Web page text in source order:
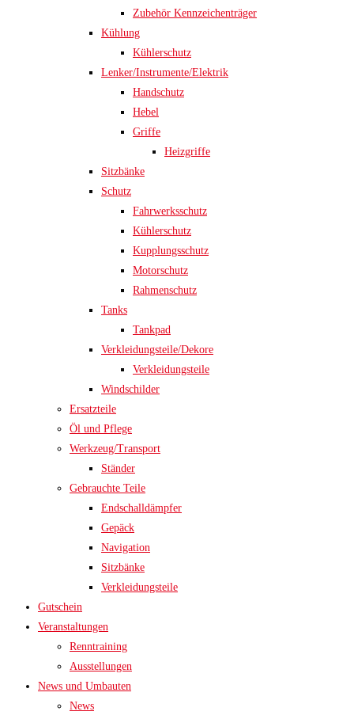
Zubehör Kennzeichenträger
Kühlung
Kühlerschutz
Lenker/Instrumente/Elektrik
Handschutz
Hebel
Griffe
Heizgriffe
Sitzbänke
Schutz
Fahrwerksschutz
Kühlerschutz
Kupplungsschutz
Motorschutz
Rahmenschutz
Tanks
Tankpad
Verkleidungsteile/Dekore
Verkleidungsteile
Windschilder
Ersatzteile
Öl und Pflege
Werkzeug/Transport
Ständer
Gebrauchte Teile
Endschalldämpfer
Gepäck
Navigation
Sitzbänke
Verkleidungsteile
Gutschein
Veranstaltungen
Renntraining
Ausstellungen
News und Umbauten
News